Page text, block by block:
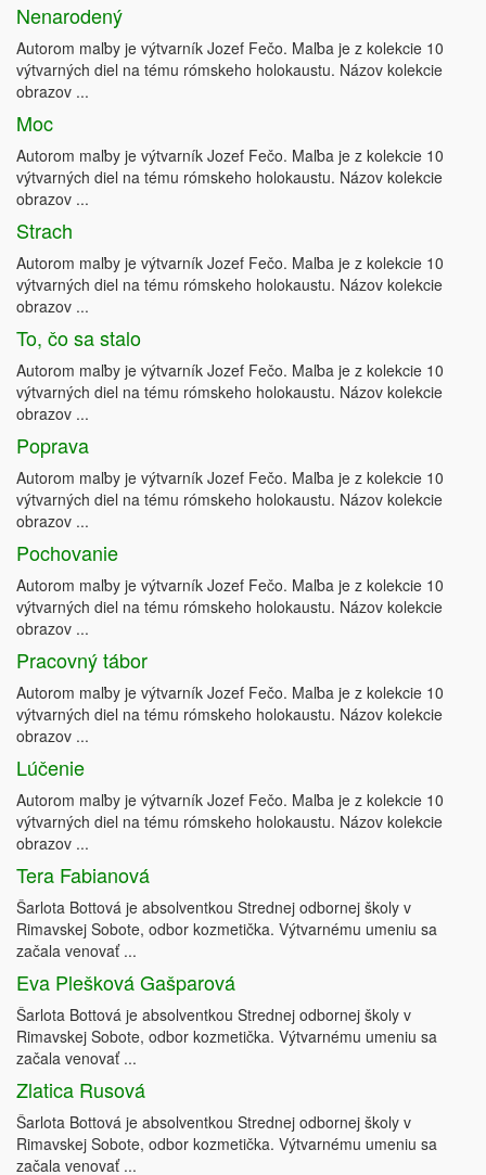
Nenarodený
Autorom maľby je výtvarník Jozef Fečo. Maľba je z kolekcie 10
výtvarných diel na tému rómskeho holokaustu. Názov kolekcie
obrazov ...
Moc
Autorom maľby je výtvarník Jozef Fečo. Maľba je z kolekcie 10
výtvarných diel na tému rómskeho holokaustu. Názov kolekcie
obrazov ...
Strach
Autorom maľby je výtvarník Jozef Fečo. Maľba je z kolekcie 10
výtvarných diel na tému rómskeho holokaustu. Názov kolekcie
obrazov ...
To, čo sa stalo
Autorom maľby je výtvarník Jozef Fečo. Maľba je z kolekcie 10
výtvarných diel na tému rómskeho holokaustu. Názov kolekcie
obrazov ...
Poprava
Autorom maľby je výtvarník Jozef Fečo. Maľba je z kolekcie 10
výtvarných diel na tému rómskeho holokaustu. Názov kolekcie
obrazov ...
Pochovanie
Autorom maľby je výtvarník Jozef Fečo. Maľba je z kolekcie 10
výtvarných diel na tému rómskeho holokaustu. Názov kolekcie
obrazov ...
Pracovný tábor
Autorom maľby je výtvarník Jozef Fečo. Maľba je z kolekcie 10
výtvarných diel na tému rómskeho holokaustu. Názov kolekcie
obrazov ...
Lúčenie
Autorom maľby je výtvarník Jozef Fečo. Maľba je z kolekcie 10
výtvarných diel na tému rómskeho holokaustu. Názov kolekcie
obrazov ...
Tera Fabianová
Šarlota Bottová je absolventkou Strednej odbornej školy v
Rimavskej Sobote, odbor kozmetička. Výtvarnému umeniu sa
začala venovať ...
Eva Plešková Gašparová
Šarlota Bottová je absolventkou Strednej odbornej školy v
Rimavskej Sobote, odbor kozmetička. Výtvarnému umeniu sa
začala venovať ...
Zlatica Rusová
Šarlota Bottová je absolventkou Strednej odbornej školy v
Rimavskej Sobote, odbor kozmetička. Výtvarnému umeniu sa
začala venovať ...